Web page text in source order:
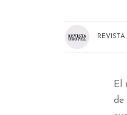
El
de